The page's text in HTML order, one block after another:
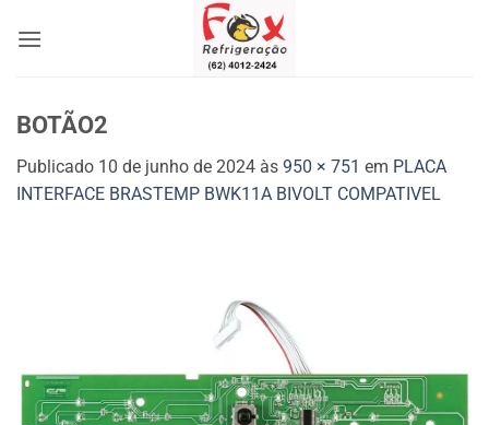
BOTÃO2
Publicado 10 de junho de 2024 às 950 × 751 em PLACA
INTERFACE BRASTEMP BWK11A BIVOLT COMPATIVEL